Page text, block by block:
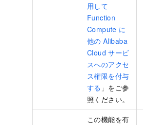
用して
Function
Compute に
他の Alibaba
Cloud サービ
スへのアクセ
ス権限を付与
する 」をご参
照ください。
この機能を有